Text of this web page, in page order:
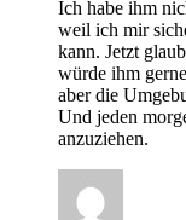
Ich habe ihm
weil ich mir
kann. Jetzt
würde ihm
aber die
Und jeden
anzuziehen.